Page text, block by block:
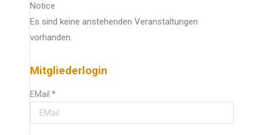
Notice
Es sind keine anstehenden Veranstaltungen
vorhanden.
Mitgliederlogin
EMail *